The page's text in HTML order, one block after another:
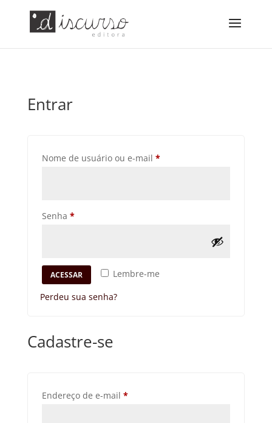
Entrar
Nome de usuário ou e-mail *Obrigatório
Senha *Obrigatório
Lembre-me
ACESSAR
Perdeu sua senha?
Cadastre-se
Endereço de e-mail *Obrigatório